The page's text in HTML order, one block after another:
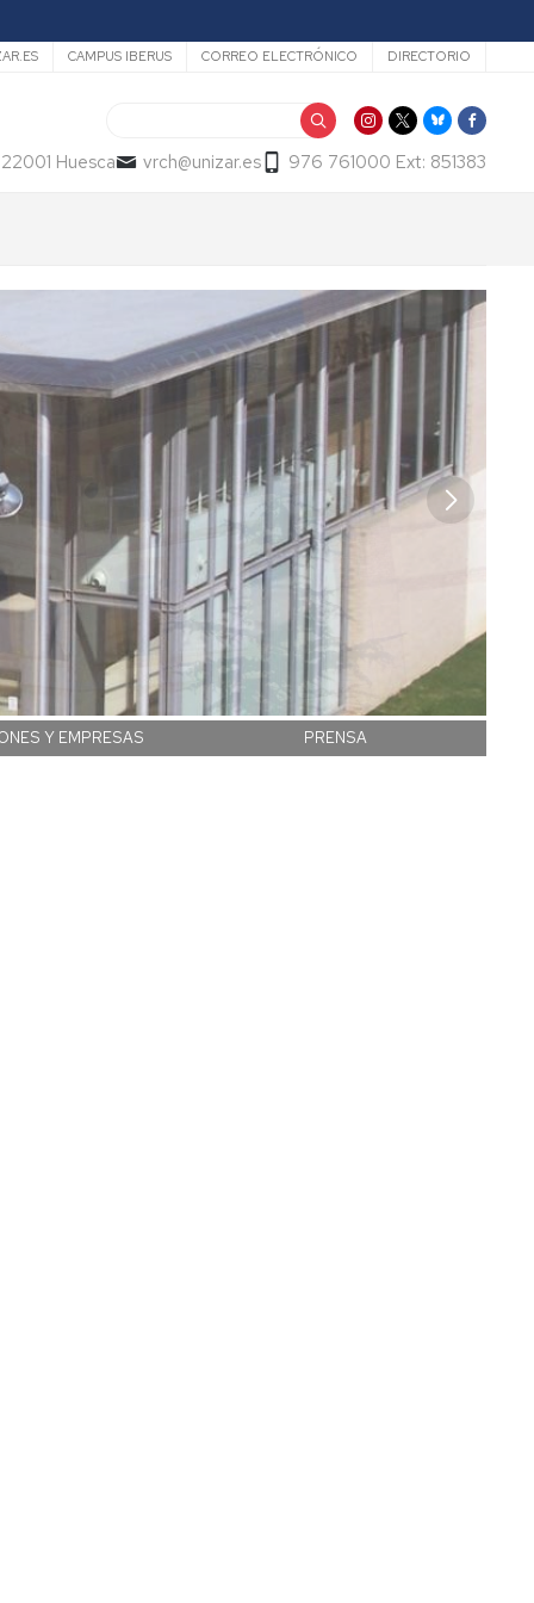
CAMPUS IBERUS CORREO ELECTRÓNICO DIRECTORIO
Huesca vrch@unizar.es 976 761000 Ext: 851383
Y EMPRESAS PRENSA